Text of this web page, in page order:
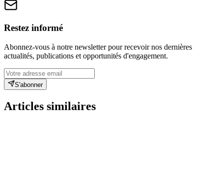
Restez informé
Abonnez-vous à notre newsletter pour recevoir nos dernières
actualités, publications et opportunités d'engagement.
S'abonner
Articles similaires